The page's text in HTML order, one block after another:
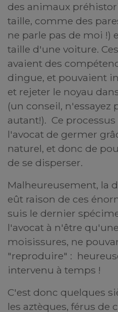
des animaux
taille, comme des
ne parle pas de moi !)
taille d'une voiture.
avaient des
dingue, et pouvaient
et rejeter le noyau
(un conseil, n'essayez
autant!). Ce
l'avocat de germer
naturel, et donc de
de se disperser.
Malheureusement, la
eût raison de ces
suis le dernier
l'avocat à n'être
moisissures, ne
"reproduire" :
intervenu à temps !
C'est donc quelques
les aztèques, férus de